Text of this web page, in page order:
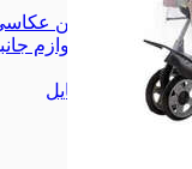
برداری
دوربین
فیلمبرداری
لوازم
لوازم جانبی موبایل
دیجیتال